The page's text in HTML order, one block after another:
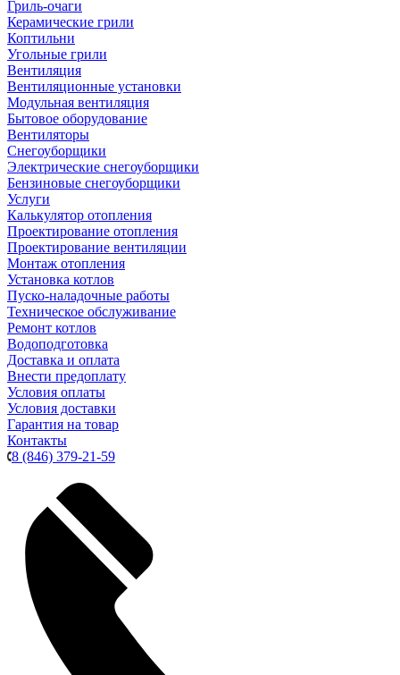
Гриль-очаги
Керамические грили
Коптильни
Угольные грили
Вентиляция
Вентиляционные установки
Модульная вентиляция
Бытовое оборудование
Вентиляторы
Снегоуборщики
Электрические снегоуборщики
Бензиновые снегоуборщики
Услуги
Калькулятор отопления
Проектирование отопления
Проектирование вентиляции
Монтаж отопления
Установка котлов
Пуско-наладочные работы
Техническое обслуживание
Ремонт котлов
Водоподготовка
Доставка и оплата
Внести предоплату
Условия оплаты
Условия доставки
Гарантия на товар
Контакты
8 (846) 379-21-59